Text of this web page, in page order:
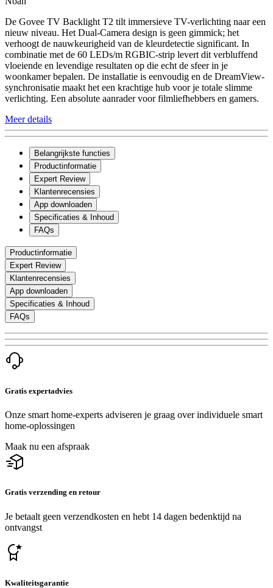
De Govee TV Backlight T2 tilt immersieve TV-verlichting naar een
nieuw niveau. Het Dual-Camera design is geen gimmick; het
verhoogt de nauwkeurigheid van de kleurdetectie significant. In
combinatie met de 60 LEDs/m RGBIC-strip levert dit verbluffend
vloeiende en levendige resultaten op die echt de sfeer in je
woonkamer bepalen. De installatie is eenvoudig en de DreamView-
synchronisatie maakt het een krachtige hub voor je totale slimme
verlichting. Een absolute aanrader voor filmliefhebbers en gamers.
Meer details
Belangrijkste functies
Productinformatie
Expert Review
Klantenrecensies
App downloaden
Specificaties & Inhoud
FAQs
Productinformatie
Expert Review
Klantenrecensies
App downloaden
Specificaties & Inhoud
FAQs
Gratis expertadvies
Onze smart home-experts adviseren je graag over individuele smart
home-oplossingen
Maak nu een afspraak
Gratis verzending en retour
Je betaalt geen verzendkosten en hebt 14 dagen bedenktijd na
ontvangst
Kwaliteitsgarantie